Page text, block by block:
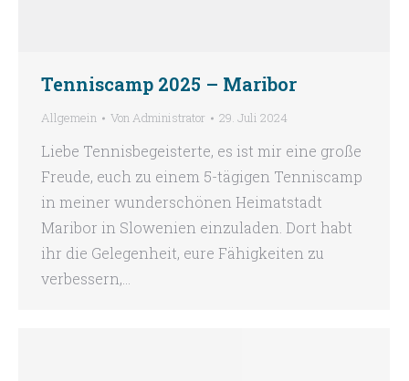
Tenniscamp 2025 – Maribor
Allgemein VonAdministrator 29. Juli 2024
Liebe Tennisbegeisterte, es ist mir eine große
Freude, euch zu einem 5-tägigen Tenniscamp
in meiner wunderschönen Heimatstadt
Maribor in Slowenien einzuladen. Dort habt
ihr die Gelegenheit, eure Fähigkeiten zu
verbessern,…